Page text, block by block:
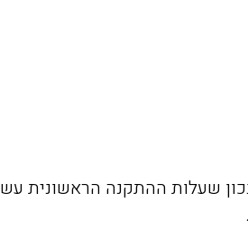
שעלות ההתקנה הראשונית